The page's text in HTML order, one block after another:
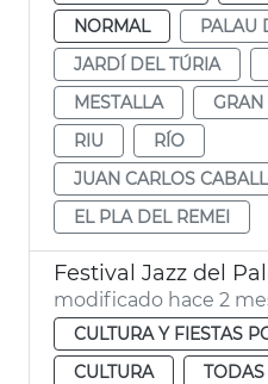
NORMAL
PALAU
JARDÍ DEL TÚRIA
MESTALLA
RIU
RÍO
JUAN CARLOS
EL PLA DEL REMEI
modificado hace 2
CULTURA Y FIESTAS
CULTURA